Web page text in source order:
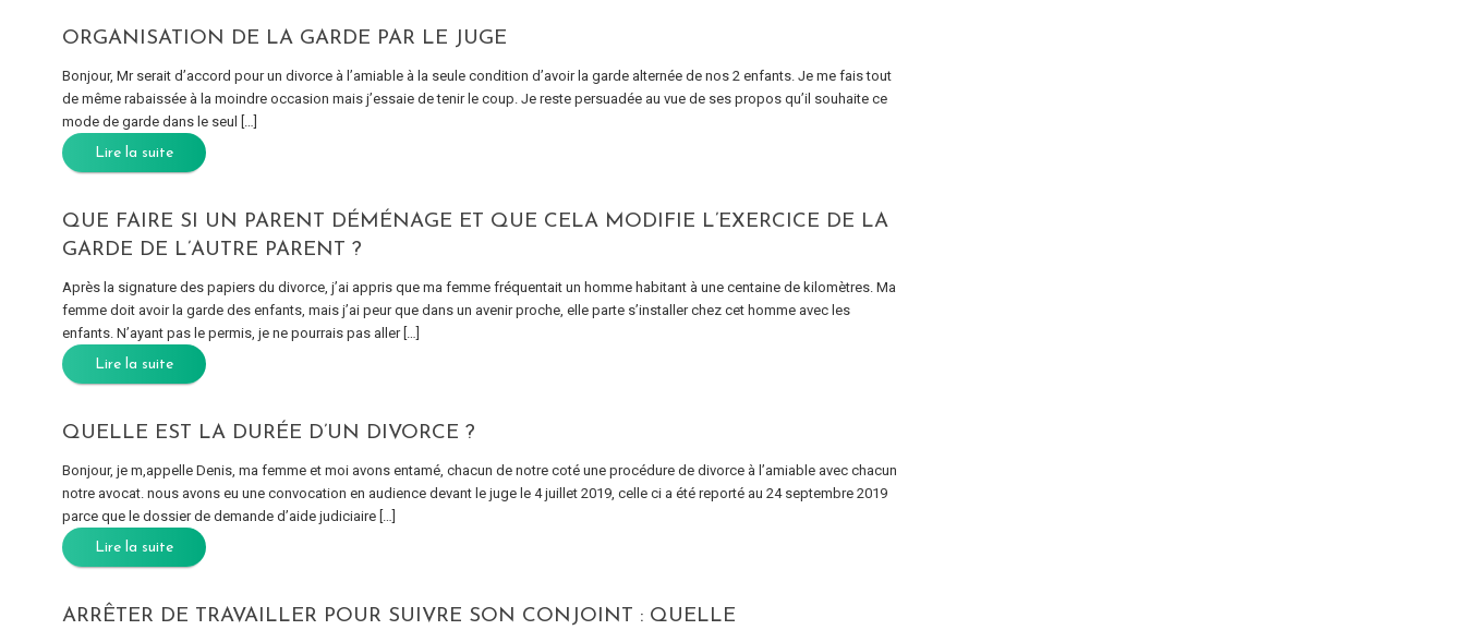
ORGANISATION DE LA GARDE PAR LE JUGE
Bonjour, Mr serait d’accord pour un divorce à l’amiable à la seule condition d’avoir la garde alternée de nos 2 enfants. Je me fais tout
de même rabaissée à la moindre occasion mais j’essaie de tenir le coup. Je reste persuadée au vue de ses propos qu’il souhaite ce
mode de garde dans le seul […]
Lire la suite
QUE FAIRE SI UN PARENT DÉMÉNAGE ET QUE CELA MODIFIE L’EXERCICE DE LA
GARDE DE L’AUTRE PARENT ?
Après la signature des papiers du divorce, j’ai appris que ma femme fréquentait un homme habitant à une centaine de kilomètres. Ma
femme doit avoir la garde des enfants, mais j’ai peur que dans un avenir proche, elle parte s’installer chez cet homme avec les
enfants. N’ayant pas le permis, je ne pourrais pas aller […]
Lire la suite
QUELLE EST LA DURÉE D’UN DIVORCE ?
Bonjour, je m,appelle Denis, ma femme et moi avons entamé, chacun de notre coté une procédure de divorce à l’amiable avec chacun
notre avocat. nous avons eu une convocation en audience devant le juge le 4 juillet 2019, celle ci a été reporté au 24 septembre 2019
parce que le dossier de demande d’aide judiciaire […]
Lire la suite
ARRÊTER DE TRAVAILLER POUR SUIVRE SON CONJOINT : QUELLE